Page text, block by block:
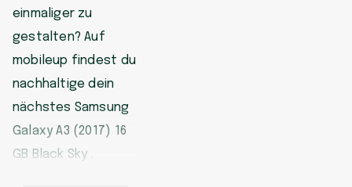
einmaliger zu
gestalten? Auf
mobileup findest du
nachhaltige dein
nächstes Samsung
Galaxy A3 (2017) 16
GB Black Sky .